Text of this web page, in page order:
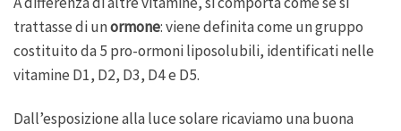
trattasse di unormone: viene definita come un gruppo
costituito da 5 pro-ormoni liposolubili, identificati nelle
vitamine D1, D2, D3, D4 e D5.
Dall’esposizione alla luce solare ricaviamo una buona